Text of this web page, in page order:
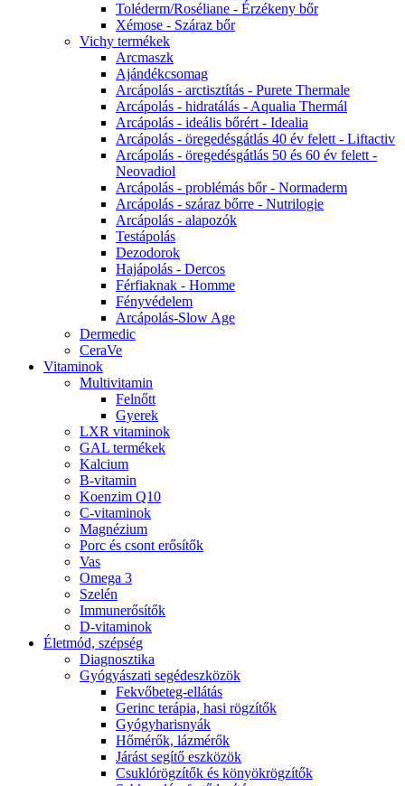
Toléderm/Roséliane - Érzékeny bőr
Xémose - Száraz bőr
Vichy termékek
Arcmaszk
Ajándékcsomag
Arcápolás - arctisztítás - Purete Thermale
Arcápolás - hidratálás - Aqualia Thermál
Arcápolás - ideális bőrért - Idealia
Arcápolás - öregedésgátlás 40 év felett - Liftactiv
Arcápolás - öregedésgátlás 50 és 60 év felett -
Neovadiol
Arcápolás - problémás bőr - Normaderm
Arcápolás - száraz bőrre - Nutrilogie
Arcápolás - alapozók
Testápolás
Dezodorok
Hajápolás - Dercos
Férfiaknak - Homme
Fényvédelem
Arcápolás-Slow Age
Dermedic
CeraVe
Vitaminok
Multivitamin
Felnőtt
Gyerek
LXR vitaminok
GAL termékek
Kalcium
B-vitamin
Koenzim Q10
C-vitaminok
Magnézium
Porc és csont erősítők
Vas
Omega 3
Szelén
Immunerősítők
D-vitaminok
Életmód, szépség
Diagnosztika
Gyógyászati segédeszközök
Fekvőbeteg-ellátás
Gerinc terápia, hasi rögzítők
Gyógyharisnyák
Hőmérők, lázmérők
Járást segítő eszközök
Csuklórögzítők és könyökrögzítők